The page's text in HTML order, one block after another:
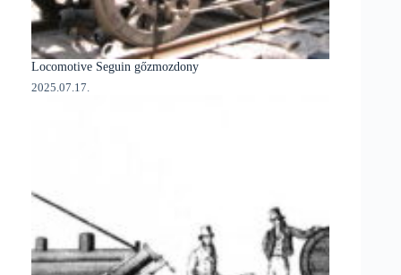
Locomotive Seguin gőzmozdony
2025.07.17.